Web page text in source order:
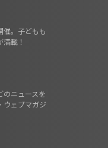
催。子どもも
載！
のニュースを
ウェブマガジ